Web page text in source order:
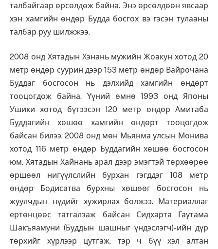
талбайгаар өрсөлдөж байна. Энэ өрсөлдөөн явсаар
хэн хамгийн өндөр Будда босгох вэ гэсэн тулааны
талбар руу шилжжээ.
2008 онд Хятадын Хэнань мужийн Жоакун хотод 20
метр өндөр суурин дээр 153 метр өндөр Вайрочана
Буддаг босгосон нь дэлхийд хамгийн өндөрт
тооцогдож байна. Үүний өмнө 1993 онд Японы
Ушики хотод бүтээсэн 120 метр өндөр Амитаба
Буддагийн хөшөө хамгийн өндөрт тооцогдож
байсан билээ. 2008 онд мөн Мьянма улсын Монива
хотод 116 метр өндөр Буддагийн хөшөө босгосон
юм. Хятадын Хайнань арал дээр эмэгтэй төрхөөрөө
өршөөл нигүүлслийн бурхан гэгддэг 108 метр
өндөр Бодисатва бурхны хөшөөг босгосон нь
жуулчдын нүдийг хужирлах болжээ. Материаллаг
ертөнцөөс татгалзаж байсан Сидхарта Гаутама
Шакъяамуни (Буддын шашныг үндэслэгч)-ийн дүр
төрхийг хүрлээр цутгаж, тэр ч бүү хэл алтан